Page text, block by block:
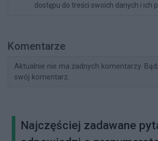
dostępu do treści swoich danych i ich
Komentarze
Aktualnie nie ma żadnych komentarzy.
swój komentarz.
Najczęściej zadawane